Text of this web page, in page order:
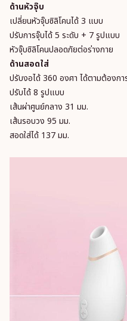
ด้านหัวจุ๊บ
เปลี่ยนหัวจุ๊บซิลิโคนได้ 3 แบบ
ปรับการจุ๊บได้ 5 ระดับ + 7 รูปแบบ
หัวจุ๊บซิลิโคนปลอดภัยต่อร่างกาย
ด้านสอดใส่
ปรับงอได้ 360 องศา ได้ตามต้องกา
ปรับได้ 8 รูปแบบ
เส้นผ่าศูนย์กลาง 31 มม.
เส้นรอบวง 95 มม.
สอดใส่ได้ 137 มม.